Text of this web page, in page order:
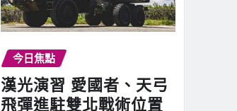
今日焦點
漢光演習 愛國者、天弓
飛彈進駐雙北戰術位置